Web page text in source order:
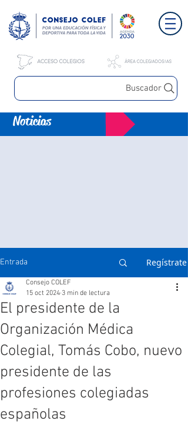
Buscador
Noticias
Entrada Regístrate
El presidente de la
Organización Médica
Colegial, Tomás Cobo, nuevo
presidente de las
profesiones colegiadas
españolas
Consejo COLEF
15 oct 2024 3 min de lectura